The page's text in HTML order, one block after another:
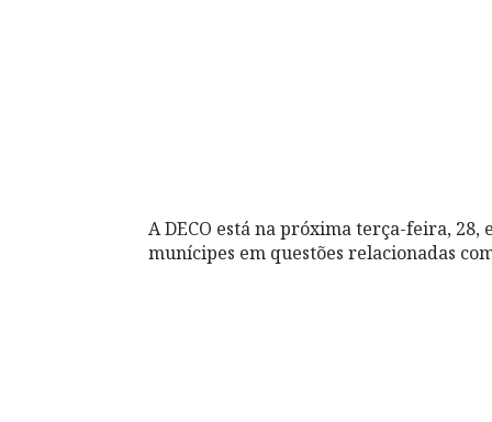
A DECO está na próxima terça-feira,
munícipes em questões relacionadas